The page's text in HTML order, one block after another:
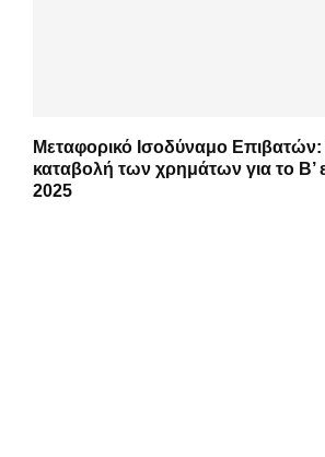
Μεταφορικό Ισοδύναμο Επιβατών:
καταβολή των χρημάτων για το Β’
2025